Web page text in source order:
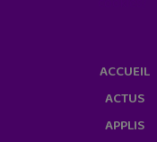
ACCUEIL
ACTUS
APPLIS